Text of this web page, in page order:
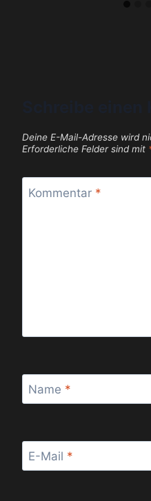
Deine E-Mail-Adresse wird
Erforderliche Felder sind mit
Kommentar *
Name *
E-Mail *